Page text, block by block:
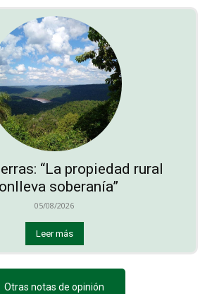
“La propiedad rural
soberanía”
05/08/2026
Leer más
Otras notas de opinión